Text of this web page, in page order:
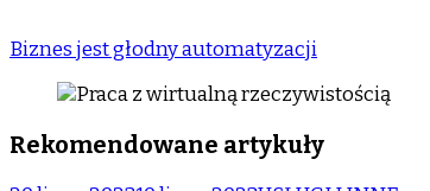
Biznes jest głodny automatyzacji
Rekomendowane artykuły